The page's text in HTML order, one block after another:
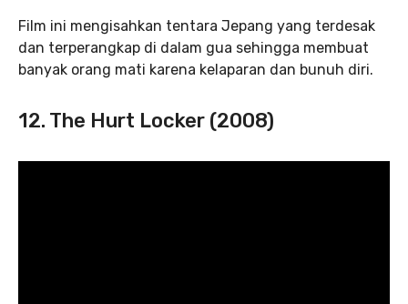
Film ini mengisahkan tentara Jepang yang terdesak
dan terperangkap di dalam gua sehingga membuat
banyak orang mati karena kelaparan dan bunuh diri.
12. The Hurt Locker (2008)